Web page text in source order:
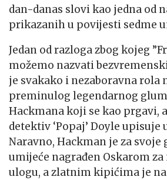
dan-danas slovi kao jedna od
prikazanih u povijesti sedme
Jedan od razloga zbog kojeg
možemo nazvati
je svakako i nezaboravna rola
preminulog legendarnog
Hackmana koji se kao prgavi,
detektiv ‘Popaj’ Doyle upisuje
Naravno, Hackman je za svoje
umijeće nagrađen Oskarom
ulogu, a zlatnim kipićima je